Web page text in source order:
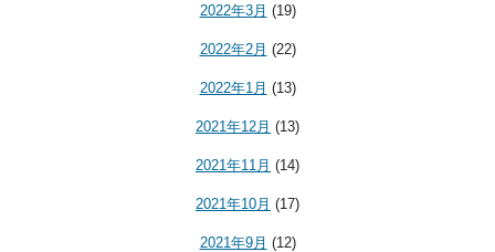
2022年3月 (19)
2022年2月 (22)
2022年1月 (13)
2021年12月 (13)
2021年11月 (14)
2021年10月 (17)
2021年9月 (12)